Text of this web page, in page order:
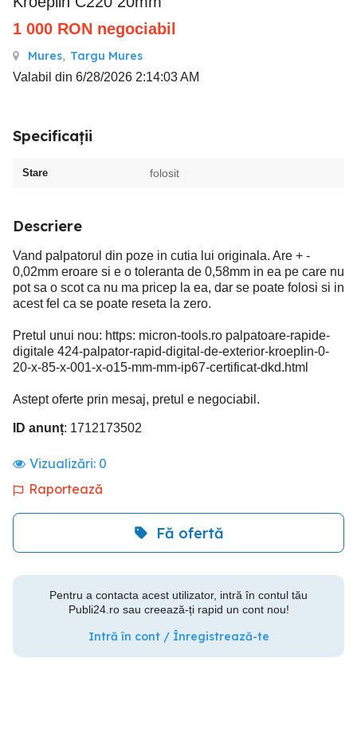
1 000 RON negociabil
Mures, Targu Mures
Valabil din 6/28/2026 2:14:03 AM
Specificații
Stare folosit
Descriere
Vand palpatorul din poze in cutia lui originala. Are + -
0,02mm eroare si e o toleranta de 0,58mm in ea pe care nu
pot sa o scot ca nu ma pricep la ea, dar se poate folosi si in
acest fel ca se poate reseta la zero.
Pretul unui nou: https: micron-tools.ro palpatoare-rapide-
digitale 424-palpator-rapid-digital-de-exterior-kroeplin-0-
20-x-85-x-001-x-o15-mm-mm-ip67-certificat-dkd.html
Astept oferte prin mesaj, pretul e negociabil.
ID anunț: 1712173502
Vizualizări: 0
Raportează
Fă ofertă
Pentru a contacta acest utilizator, intră în contul tău
Publi24.ro sau creează-ți rapid un cont nou!
Intră în cont / Înregistrează-te